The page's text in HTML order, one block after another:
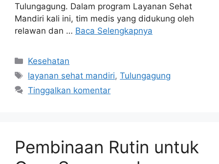
Tulungagung. Dalam program Layanan Sehat
Mandiri kali ini, tim medis yang didukung oleh
relawan dan … Baca Selengkapnya
Kesehatan
layanan sehat mandiri,Tulungagung
Tinggalkan komentar
Pembinaan Rutin untuk